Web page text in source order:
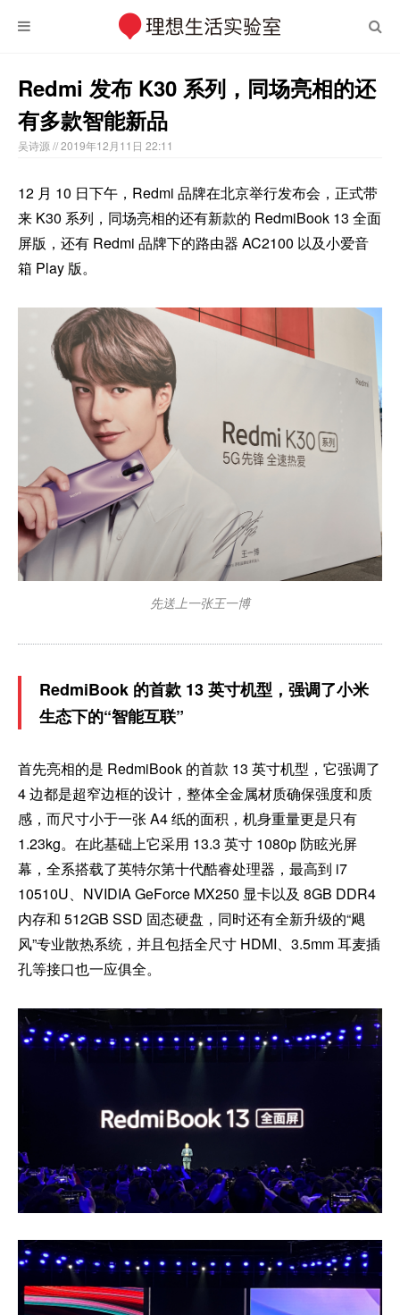
Redmi 发布 K30 系列，同场亮相的还
有多款智能新品
吴诗源 // 2019年12月11日 22:11
12 月 10 日下午，Redmi 品牌在北京举行发布会，正式带
来 K30 系列，同场亮相的还有新款的 RedmiBook 13 全面
屏版，还有 Redmi 品牌下的路由器 AC2100 以及小爱音
箱 Play 版。
先送上一张王一博
RedmiBook 的首款 13 英寸机型，强调了小米
生态下的“智能互联”
首先亮相的是 RedmiBook 的首款 13 英寸机型，它强调了
4 边都是超窄边框的设计，整体全金属材质确保强度和质
感，而尺寸小于一张 A4 纸的面积，机身重量更是只有
1.23kg。在此基础上它采用 13.3 英寸 1080p 防眩光屏
幕，全系搭载了英特尔第十代酷睿处理器，最高到 i7
10510U、NVIDIA GeForce MX250 显卡以及 8GB DDR4
内存和 512GB SSD 固态硬盘，同时还有全新升级的“飓
风”专业散热系统，并且包括全尺寸 HDMI、3.5mm 耳麦插
孔等接口也一应俱全。